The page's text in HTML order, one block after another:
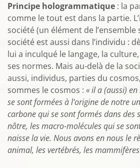
Principe hologrammatique : la
comme le tout est dans la partie.
société (un élément de l’ensemble
société est aussi dans l’individu :
lui a inculqué le langage, la
ses normes. Mais au-delà de la
aussi, individus, parties du
sommes le cosmos : « il a (aussi)
se sont formées à l'origine de notre
carbone qui se sont formés dans des
nôtre, les macro-molécules qui se
naisse la vie. Nous avons en nous le
animal, les vertébrés, les